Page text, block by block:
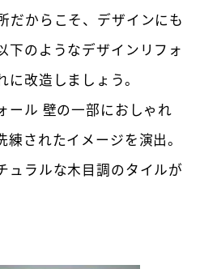
だからこそ、デザインにも
下のようなデザインリフォ
改造しましょう。
ール 壁の一部におしゃれ
されたイメージを演出。
ュラルな木目調のタイルが